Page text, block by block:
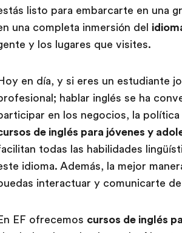
listo para embarcarte en una
una completa inmersión del
y los lugares que visites.
en día, y si eres un estudiante
hablar inglés se ha
en los negocios, la
de inglés para jóvenes y
todas las habilidades
idioma. Además, la mejor
interactuar y comunicarte
EF ofrecemos cursos de inglés